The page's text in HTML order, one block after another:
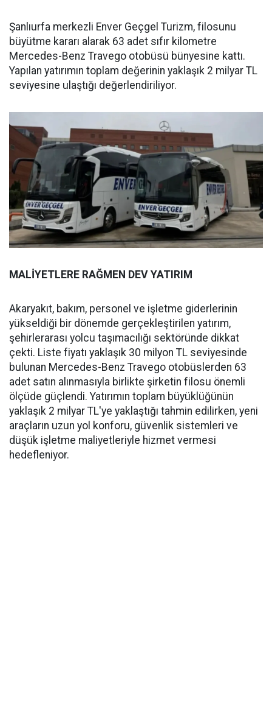
Şanlıurfa merkezli Enver Geçgel Turizm, filosunu
büyütme kararı alarak 63 adet sıfır kilometre
Mercedes-Benz Travego otobüsü bünyesine kattı.
Yapılan yatırımın toplam değerinin yaklaşık 2 milyar TL
seviyesine ulaştığı değerlendiriliyor.
MALİYETLERE RAĞMEN DEV YATIRIM
Akaryakıt, bakım, personel ve işletme giderlerinin
yükseldiği bir dönemde gerçekleştirilen yatırım,
şehirlerarası yolcu taşımacılığı sektöründe dikkat
çekti. Liste fiyatı yaklaşık 30 milyon TL seviyesinde
bulunan Mercedes-Benz Travego otobüslerden 63
adet satın alınmasıyla birlikte şirketin filosu önemli
ölçüde güçlendi. Yatırımın toplam büyüklüğünün
yaklaşık 2 milyar TL'ye yaklaştığı tahmin edilirken, yeni
araçların uzun yol konforu, güvenlik sistemleri ve
düşük işletme maliyetleriyle hizmet vermesi
hedefleniyor.